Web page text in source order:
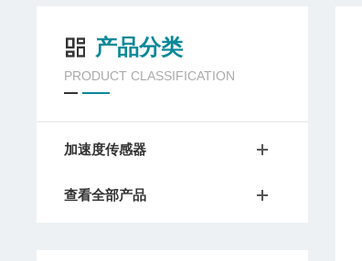
产品分类
PRODUCT CLASSIFICATION
加速度传感器
查看全部产品